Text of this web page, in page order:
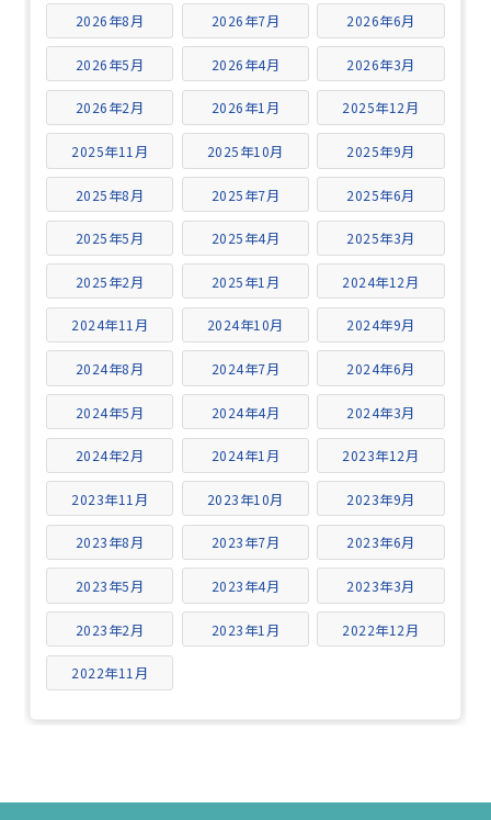
2026年8月 2026年7月 2026年6月
2026年5月 2026年4月 2026年3月
2026年2月 2026年1月 2025年12月
2025年11月 2025年10月 2025年9月
2025年8月 2025年7月 2025年6月
2025年5月 2025年4月 2025年3月
2025年2月 2025年1月 2024年12月
2024年11月 2024年10月 2024年9月
2024年8月 2024年7月 2024年6月
2024年5月 2024年4月 2024年3月
2024年2月 2024年1月 2023年12月
2023年11月 2023年10月 2023年9月
2023年8月 2023年7月 2023年6月
2023年5月 2023年4月 2023年3月
2023年2月 2023年1月 2022年12月
2022年11月